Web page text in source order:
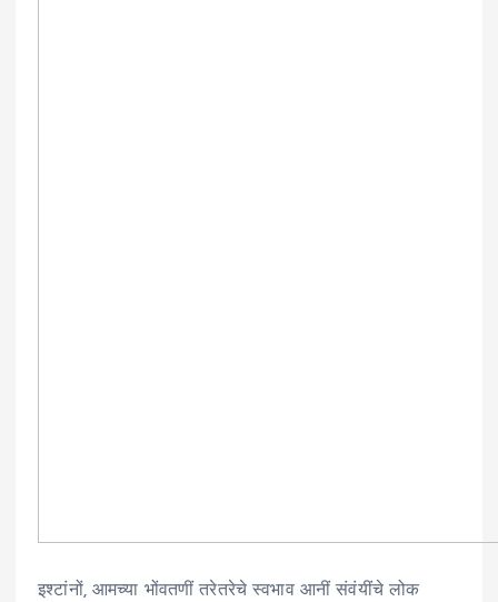
इश्टांनों, आमच्या भोंवतणीं तरेतरेचे स्वभाव आनीं संवंयींचे लोक